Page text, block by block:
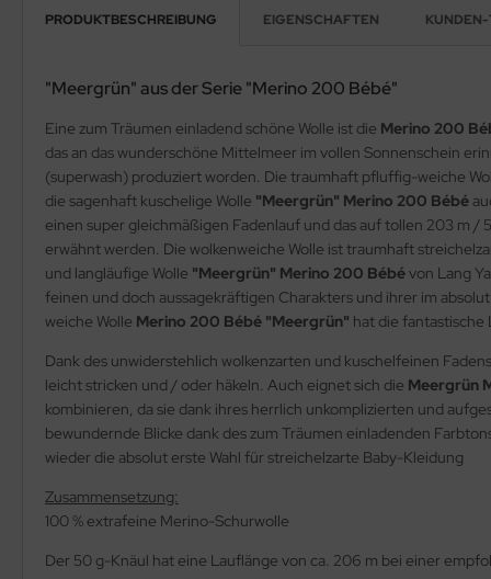
PRODUKTBESCHREIBUNG EIGENSCHAFTEN
"Meergrün" aus der Serie "Merino 200 Bébé"
Eine zum Träumen einladend schöne Wolle ist die Merino 200
das an das wunderschöne Mittelmeer im vollen Sonnenschein
(superwash) produziert worden. Die traumhaft pfluffig-weiche
die sagenhaft kuschelige Wolle "Meergrün" Merino 200 Bébé
einen super gleichmäßigen Fadenlauf und das auf tollen 203 m /
erwähnt werden. Die wolkenweiche Wolle ist traumhaft
und langläufige Wolle "Meergrün" Merino 200 Bébévon Lang
feinen und doch aussagekräftigen Charakters und ihrer im
weiche Wolle Merino 200 Bébé "Meergrün" hat die fantastische
Dank des unwiderstehlich wolkenzarten und kuschelfeinen
leicht stricken und / oder häkeln. Auch eignet sich die Meergrün
kombinieren, da sie dank ihres herrlich unkomplizierten und
bewundernde Blicke dank des zum Träumen einladenden
wieder die absolut erste Wahl für streichelzarte Baby-Kleidung
Zusammensetzung:
100 % extrafeine Merino-Schurwolle
Der 50 g-Knäul hat eine Lauflänge von ca. 206 m bei einer